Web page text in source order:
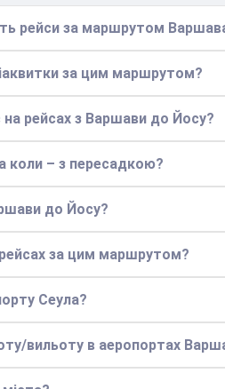
рейси за маршрутом
за цим маршрутом?
на рейсах з Варшави до Йосу?
коли – з пересадкою?
до Йосу?
за цим маршрутом?
Сеула?
вильоту в аеропортах